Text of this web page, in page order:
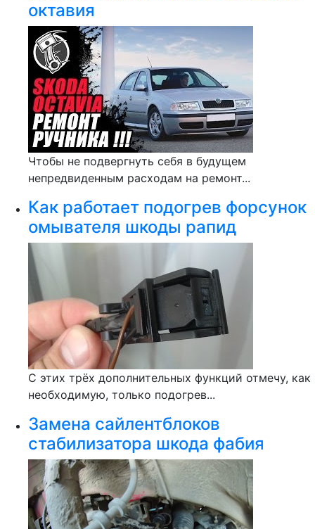
октавия
Чтобы не подвергнуть себя в будущем
непредвиденным расходам на ремонт...
Как работает подогрев форсунок
омывателя шкоды рапид
С этих трёх дополнительных функций отмечу, как
необходимую, только подогрев...
Замена сайлентблоков
стабилизатора шкода фабия